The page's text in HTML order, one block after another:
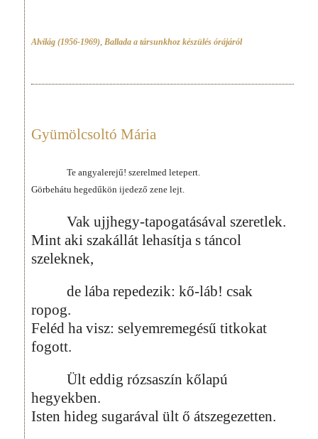
Alvilág (1956-1969) Ballada a társunkhoz készülés órájáról
Gyümölcsoltó Mária
Te angyalerejű! szerelmed letepert.
Görbehátu hegedűkön ijedező zene lejt.
Vak ujjhegy-tapogatásával szeretlek.
Mint aki szakállát lehasítja s táncol
szeleknek,
de lába repedezik: kő-láb! csak
ropog.
Feléd ha visz: selyemremegésű titkokat
fogott.
Ült eddig rózsaszín kőlapú
hegyekben.
Isten hideg sugarával ült ő átszegezetten.